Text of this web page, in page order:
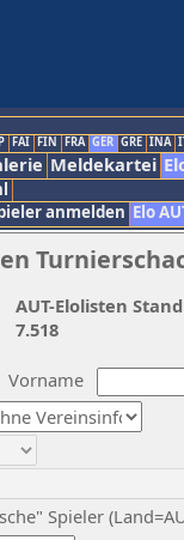
FAI FIN FRA GER GRE INA
Meldekartei
anmelden Elo
Vorname
Spieler
AUT-Elolisten
7.518